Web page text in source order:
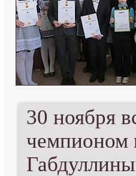
30 ноября
чемпионом